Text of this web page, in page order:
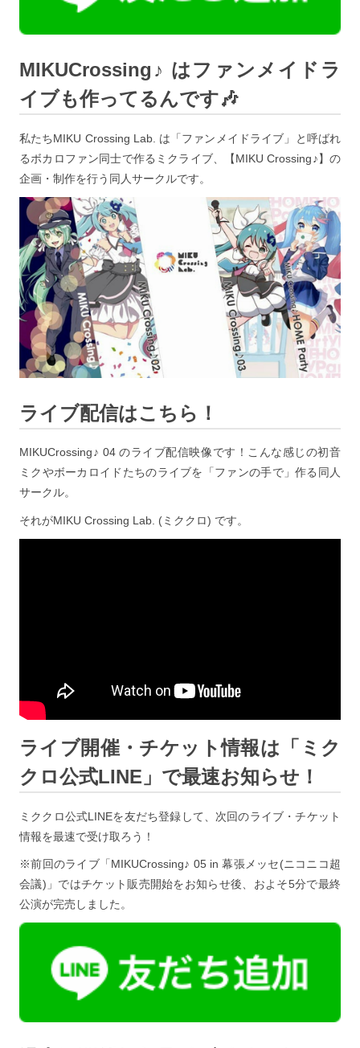
MIKUCrossing♪ はファンメイドラ
イブも作ってるんです🎶
私たちMIKU Crossing Lab. は「ファンメイドライブ」と呼ばれ
るボカロファン同士で作るミクライブ、【MIKU Crossing♪】の
企画・制作を行う同人サークルです。
ライブ配信はこちら！
MIKUCrossing♪ 04 のライブ配信映像です！こんな感じの初音
ミクやボーカロイドたちのライブを「ファンの手で」作る同人
サークル。
それがMIKU Crossing Lab. (ミククロ) です。
ライブ開催・チケット情報は「ミク
クロ公式LINE」で最速お知らせ！
ミククロ公式LINEを友だち登録して、次回のライブ・チケット
情報を最速で受け取ろう！
※前回のライブ「MIKUCrossing♪ 05 in 幕張メッセ(ニコニコ超
会議)」ではチケット販売開始をお知らせ後、およそ5分で最終
公演が完売しました。